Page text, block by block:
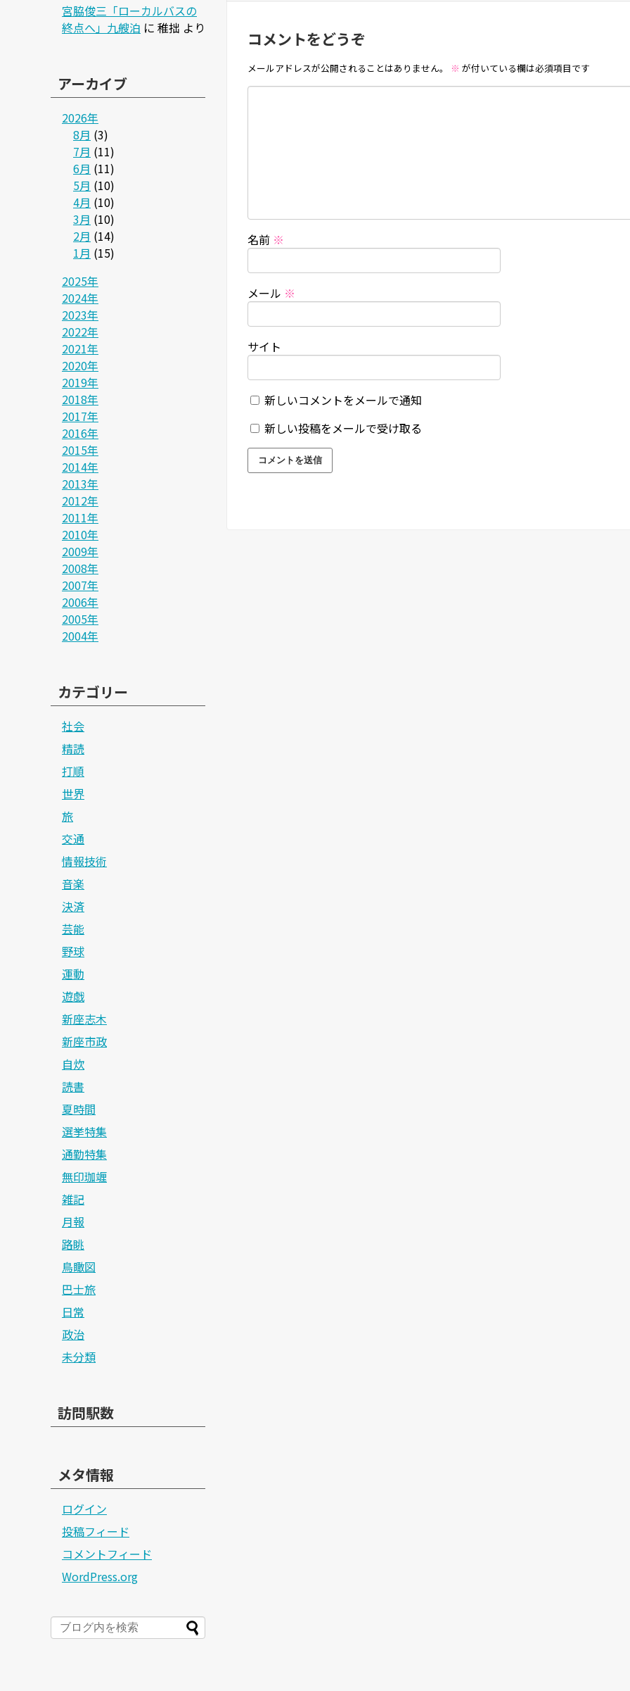
コメントをどうぞ
メールアドレスが公開されることはありません。 ※ が付いている欄は必須項目です
名前 ※
メール ※
サイト
新しいコメントをメールで通知
新しい投稿をメールで受け取る
宮脇俊三「ローカルバスの
終点へ」九艘泊 に 稚拙 より
アーカイブ
2026年
8月 (3)
7月 (11)
6月 (11)
5月 (10)
4月 (10)
3月 (10)
2月 (14)
1月 (15)
2025年
2024年
2023年
2022年
2021年
2020年
2019年
2018年
2017年
2016年
2015年
2014年
2013年
2012年
2011年
2010年
2009年
2008年
2007年
2006年
2005年
2004年
カテゴリー
社会
精読
打順
世界
旅
交通
情報技術
音楽
決済
芸能
野球
運動
遊戯
新座志木
新座市政
自炊
読書
夏時間
選挙特集
通勤特集
無印珈竰
雑記
月報
路眺
鳥瞰図
巴士旅
日常
政治
未分類
訪問駅数
メタ情報
ログイン
投稿フィード
コメントフィード
WordPress.org